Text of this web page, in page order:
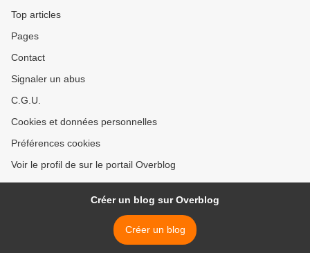
Top articles
Pages
Contact
Signaler un abus
C.G.U.
Cookies et données personnelles
Préférences cookies
Voir le profil de sur le portail Overblog
Créer un blog sur Overblog
Créer un blog